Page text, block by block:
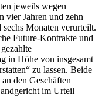
jeweils wegen
vier Jahren und zehn
Monaten verurteilt.
Future-Kontrakte und
in Höhe von insgesamt
zu lassen. Beide
den Geschäften
im Urteil